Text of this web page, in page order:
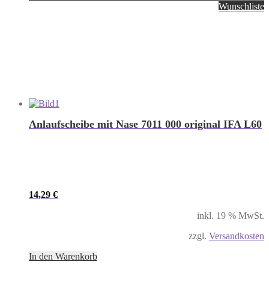
Wunschliste
Anlaufscheibe mit Nase 7011 000 original IFA L60
14,29 €
inkl. 19 % MwSt.
zzgl. Versandkosten
In den Warenkorb